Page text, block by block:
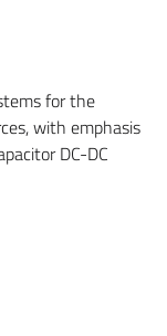
for the
with emphasis
DC-DC